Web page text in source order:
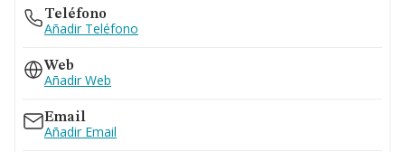
Teléfono
Añadir Teléfono
Web
Añadir Web
Email
Añadir Email